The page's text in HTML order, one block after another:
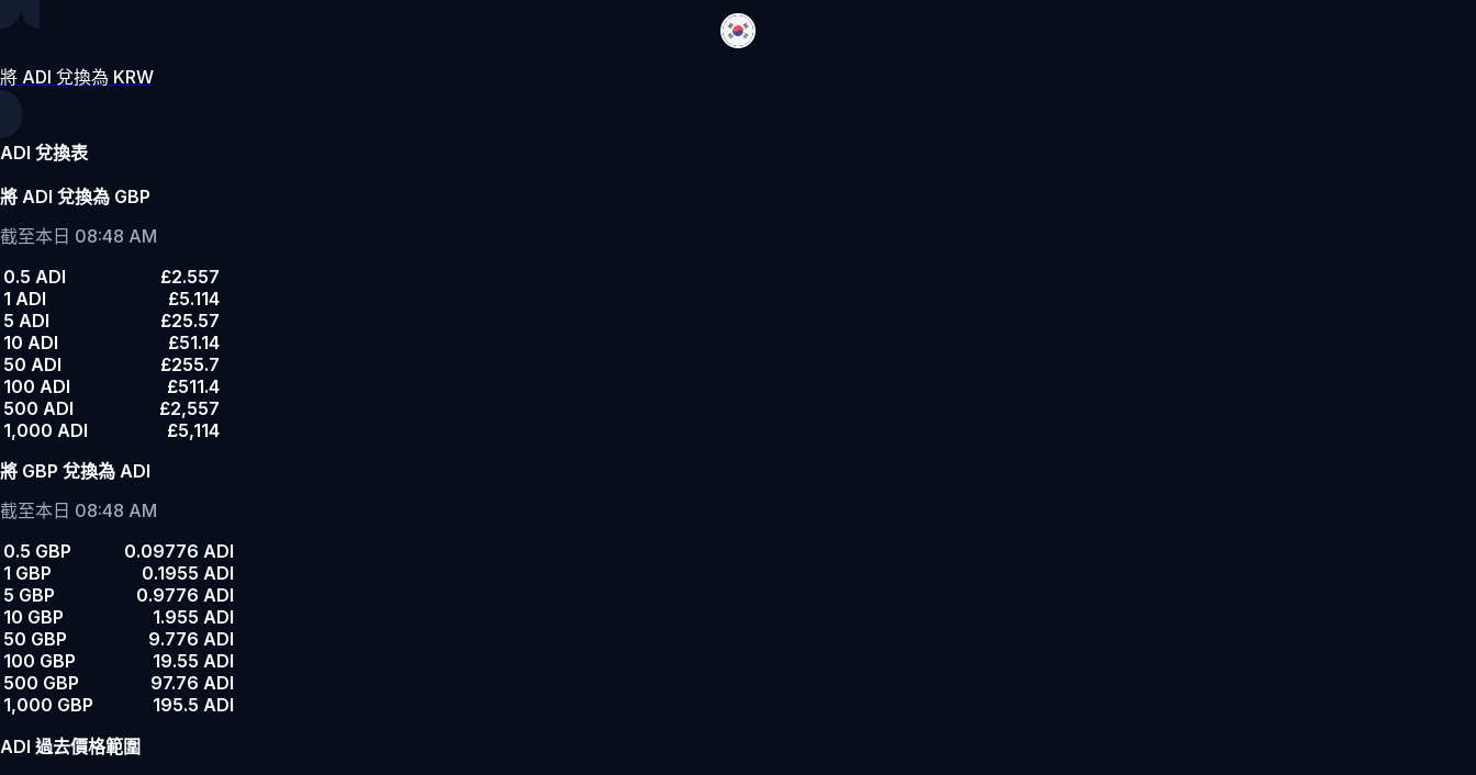
將 ADI 兌換為 KRW
ADI 兌換表
將 ADI 兌換為 GBP
截至本日 08:48 AM
0.5 ADI
£2.557
1 ADI
£5.114
5 ADI
£25.57
10 ADI
£51.14
50 ADI
£255.7
100 ADI
£511.4
500 ADI
£2,557
1,000 ADI
£5,114
將 GBP 兌換為 ADI
截至本日 08:48 AM
0.5 GBP
0.09776 ADI
1 GBP
0.1955 ADI
5 GBP
0.9776 ADI
10 GBP
1.955 ADI
50 GBP
9.776 ADI
100 GBP
19.55 ADI
500 GBP
97.76 ADI
1,000 GBP
195.5 ADI
ADI 過去價格範圍